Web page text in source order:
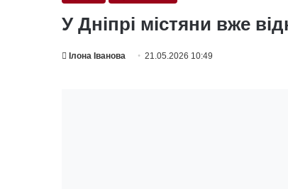
У Дніпрі містяни вже
Ілона Іванова 21.05.2026 10:49